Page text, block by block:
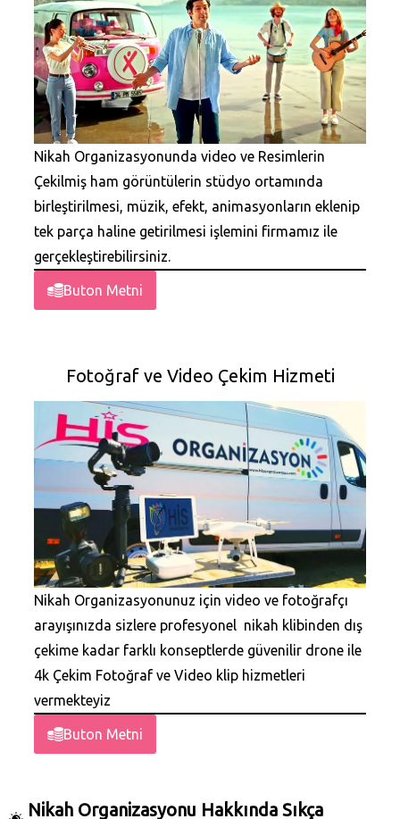
Nikah Organizasyonunda video ve Resimlerin
Çekilmiş ham görüntülerin stüdyo ortamında
birleştirilmesi, müzik, efekt, animasyonların eklenip
tek parça haline getirilmesi işlemini firmamız ile
gerçekleştirebilirsiniz.
Buton Metni
Fotoğraf ve Video Çekim Hizmeti
Nikah Organizasyonunuz için video ve fotoğrafçı
arayışınızda sizlere profesyonel nikah klibinden dış
çekime kadar farklı konseptlerde güvenilir drone ile
4k Çekim Fotoğraf ve Video klip hizmetleri
vermekteyiz
Buton Metni
Nikah Organizasyonu Hakkında Sıkça